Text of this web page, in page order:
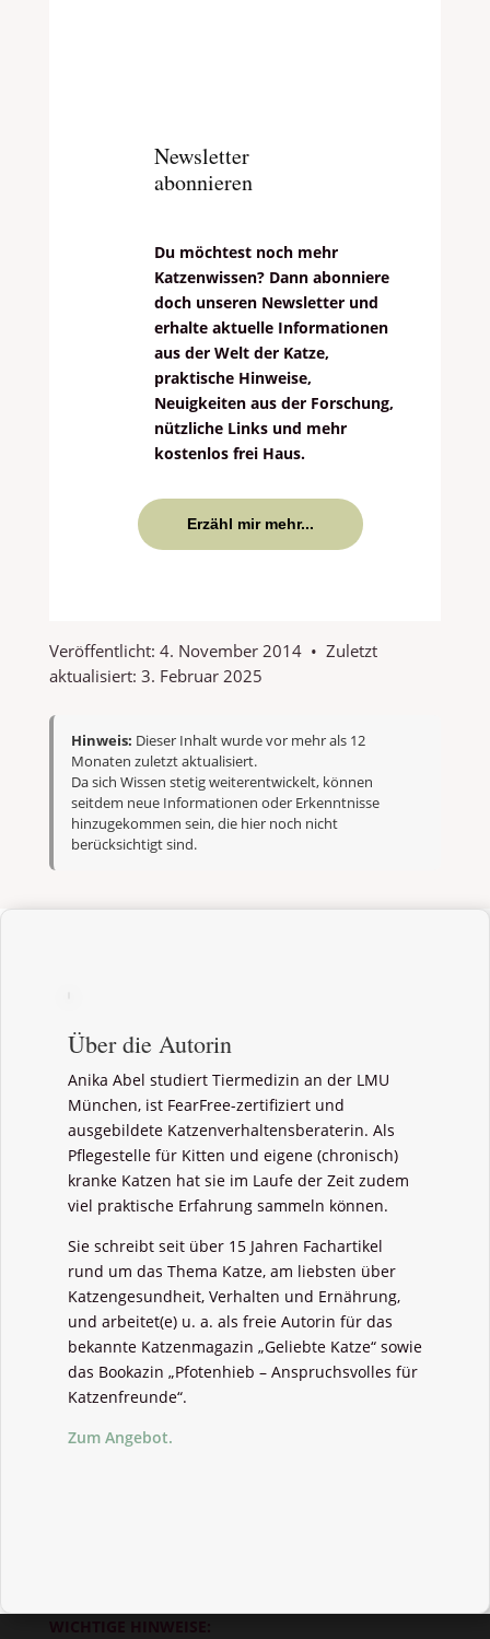
Newsletter
abonnieren
Du möchtest noch mehr
Katzenwissen? Dann abonniere
doch unseren Newsletter und
erhalte aktuelle Informationen
aus der Welt der Katze,
praktische Hinweise,
Neuigkeiten aus der Forschung,
nützliche Links und mehr
kostenlos frei Haus.
Erzähl mir mehr...
Veröffentlicht: 4. November 2014• Zuletzt
aktualisiert: 3. Februar 2025
Hinweis: Dieser Inhalt wurde vor mehr als 12
Monaten zuletzt aktualisiert.
Da sich Wissen stetig weiterentwickelt, können
seitdem neue Informationen oder Erkenntnisse
hinzugekommen sein, die hier noch nicht
berücksichtigt sind.
Über die Autorin
Anika Abel studiert Tiermedizin an der LMU
München, ist FearFree-zertifiziert und
ausgebildete Katzenverhaltensberaterin. Als
Pflegestelle für Kitten und eigene (chronisch)
kranke Katzen hat sie im Laufe der Zeit zudem
viel praktische Erfahrung sammeln können.
Sie schreibt seit über 15 Jahren Fachartikel
rund um das Thema Katze, am liebsten über
Katzengesundheit, Verhalten und Ernährung,
und arbeitet(e) u. a. als freie Autorin für das
bekannte Katzenmagazin „Geliebte Katze“ sowie
das Bookazin „Pfotenhieb – Anspruchsvolles für
Katzenfreunde“.
Zum Angebot.
WICHTIGE HINWEISE: